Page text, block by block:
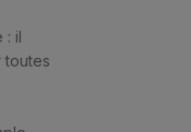
: il
toutes